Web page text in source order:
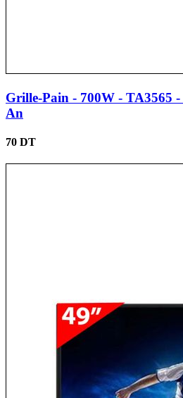
Grille-Pain - 700W - TA3565
An
70 DT